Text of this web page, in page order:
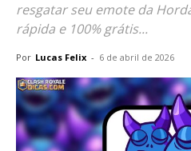
resgatar seu emote da
rápida e 100% grátis...
Por Lucas Felix - 6 de abril de 2026